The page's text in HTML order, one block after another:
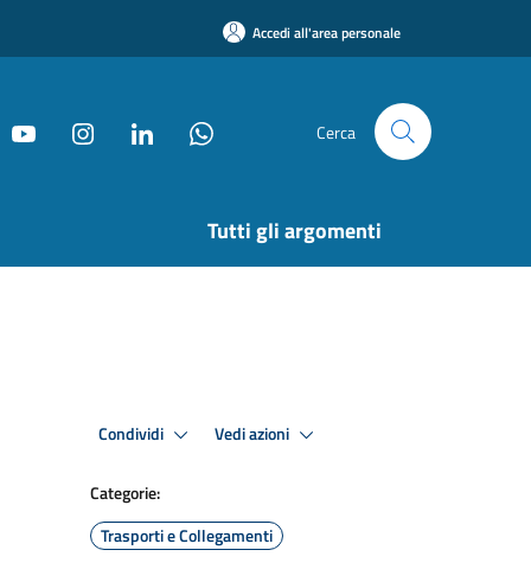
Accedi all'area personale
Cerca
Tutti gli argomenti
Condividi Vedi azioni
Categorie:
Trasporti e Collegamenti